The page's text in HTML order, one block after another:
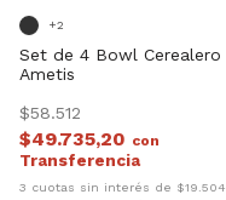
Set de 4 Bowl Cerealero
Ametis
$58.512
$49.735,20 con
3 cuotas sin interés de $19.504
+2